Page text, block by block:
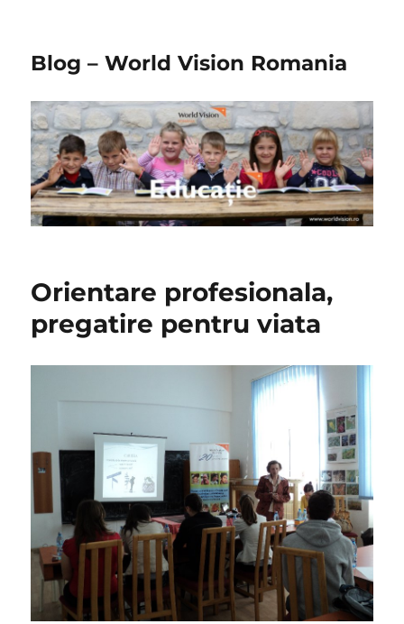
Blog – World Vision Romania
Orientare profesionala,
pregatire pentru viata